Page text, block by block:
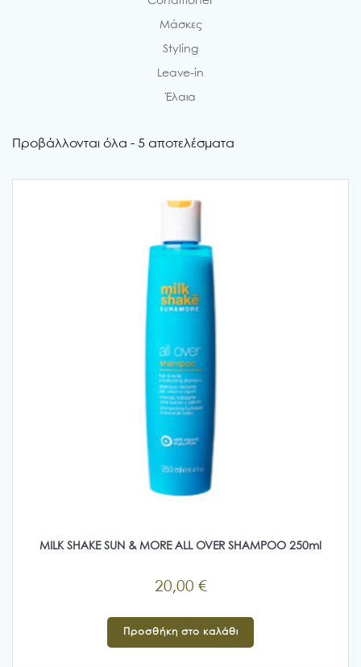
Μάσκες
Styling
Leave-in
Έλαια
Προβάλλονται όλα - 5 αποτελέσματα
MILK SHAKE SUN & MORE ALL OVER SHAMPOO 250ml
20,00 €
Προσθήκη στο καλάθι